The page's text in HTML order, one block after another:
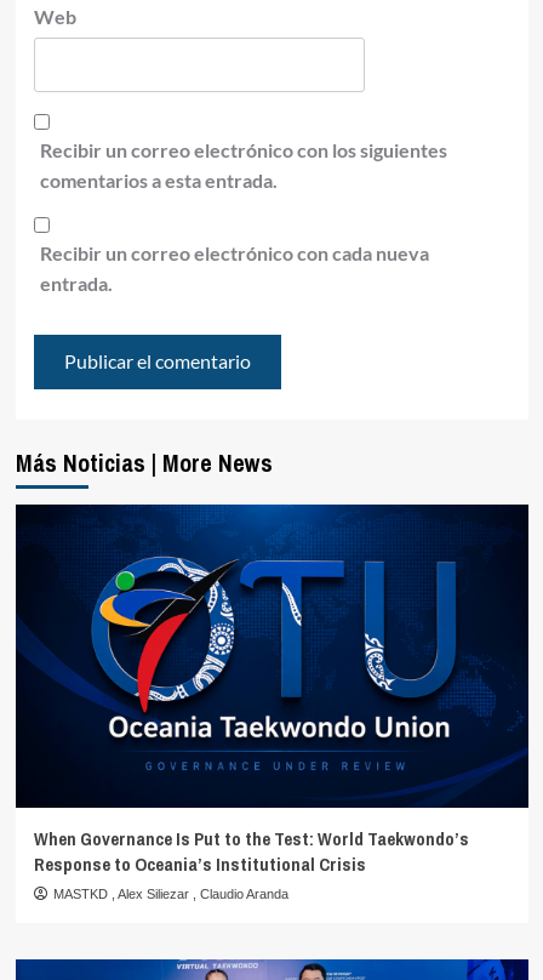
Web
Recibir un correo electrónico con los siguientes
comentarios a esta entrada.
Recibir un correo electrónico con cada nueva
entrada.
Más Noticias | More News
When Governance Is Put to the Test: World Taekwondo’s
Response to Oceania’s Institutional Crisis
MASTKD Alex Siliezar Claudio Aranda